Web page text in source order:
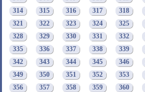
314
315 316 317 318
321
322 323 324 325
328
329 330 331 332
335
336 337 338 339
342
343 344 345 346
349
350 351 352 353
356
357 358 359 360